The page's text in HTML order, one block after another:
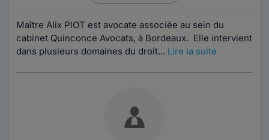
Maître Alix PIOT est avocate associée au sein du
cabinet Quinconce Avocats, à Bordeaux. Elle intervient
dans plusieurs domaines du droit... Lire la suite